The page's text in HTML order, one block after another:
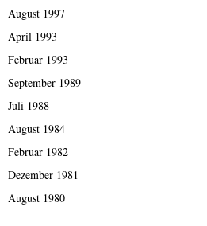
August 1997
April 1993
Februar 1993
September 1989
Juli 1988
August 1984
Februar 1982
Dezember 1981
August 1980